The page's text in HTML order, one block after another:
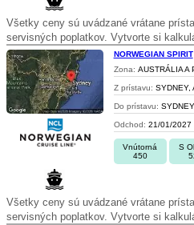
Všetky ceny sú uvádzané vrátane
servisných poplatkov. Vytvorte si
NORWEGIAN SPIRIT
Zona: AUSTRÁLIA A
Z prístavu: SYDNEY,
Do prístavu:
Odchod: 21/01/2027
Vnútorná
450
S
Všetky ceny sú uvádzané vrátane
servisných poplatkov. Vytvorte si